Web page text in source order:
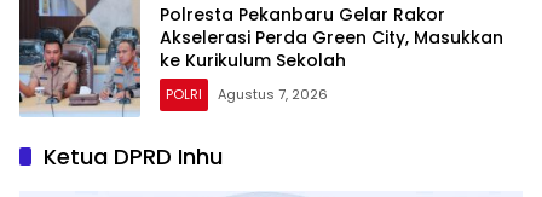
Polresta Pekanbaru Gelar Rakor
Akselerasi Perda Green City, Masukkan
ke Kurikulum Sekolah
POLRI Agustus 7, 2026
Ketua DPRD Inhu